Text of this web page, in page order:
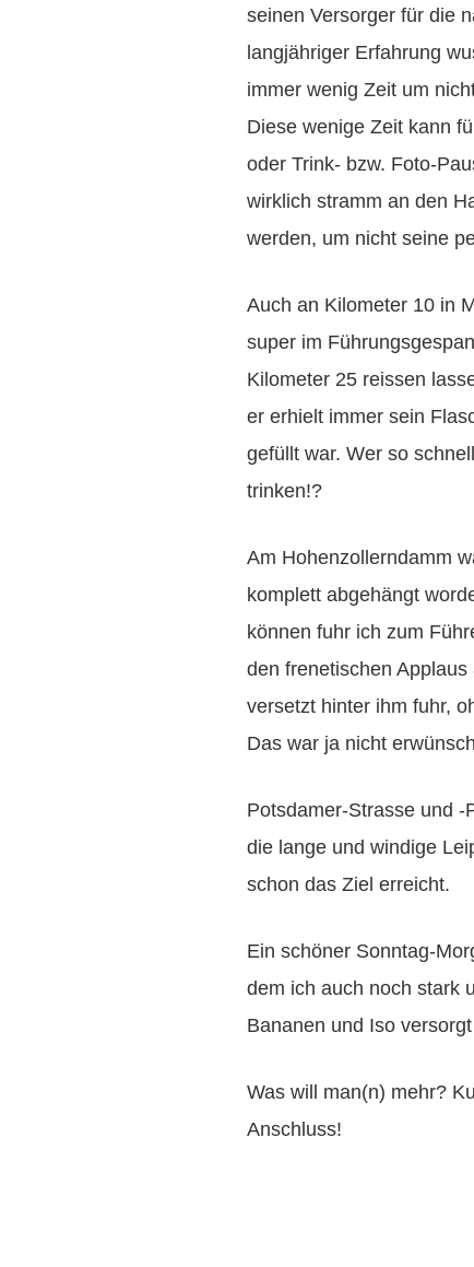
seinen Versorger für die
langjähriger Erfahrung
immer wenig Zeit um
Diese wenige Zeit kann
oder Trink- bzw. Foto-
wirklich stramm an den
werden, um nicht seine
Auch an Kilometer 10 in
super im
Kilometer 25 reissen
er erhielt immer sein
gefüllt war. Wer so
trinken!?
Am Hohenzollerndamm
komplett abgehängt
können fuhr ich zum
den frenetischen
versetzt hinter ihm fuhr,
Das war ja nicht
Potsdamer-Strasse und
die lange und windige
schon das Ziel erreicht.
Ein schöner Sonntag-
dem ich auch noch stark
Bananen und Iso
Was will man(n) mehr?
Anschluss!